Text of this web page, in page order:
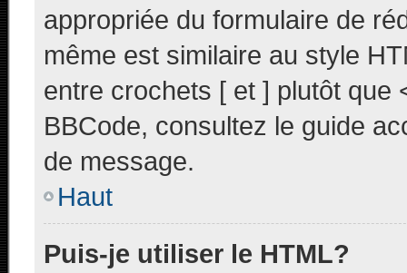
appropriée du formulaire de
même est similaire au style
entre crochets [ et ] plutôt que
BBCode, consultez le guide
de message.
Haut
Puis-je utiliser le HTML?